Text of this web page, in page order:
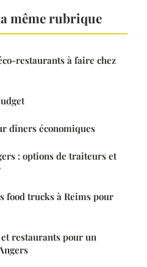
même rubrique
restaurants à faire chez
dîners économiques
: options de traiteurs et
food trucks à Reims pour
restaurants pour un